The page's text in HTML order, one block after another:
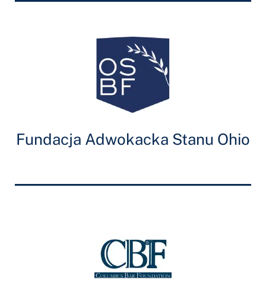
Fundacja Adwokacka Stanu Ohio